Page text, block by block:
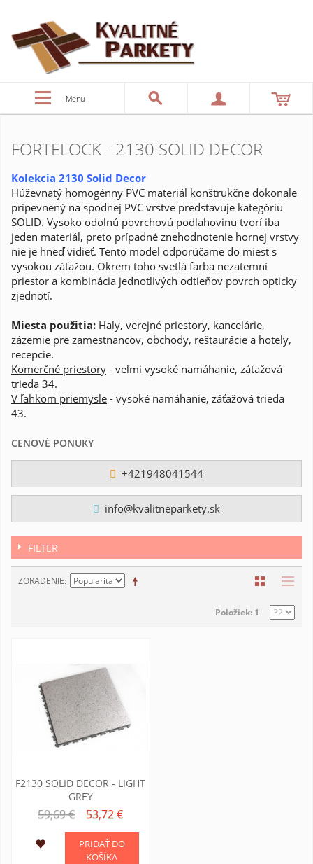
Menu
FORTELOCK - 2130 SOLID DECOR
Kolekcia 2130 Solid Decor
Húževnatý homogénny PVC materiál konštrukčne dokonale
pripevnený na spodnej PVC vrstve predstavuje kategóriu
SOLID. Vysoko odolnú povrchovú podlahovinu tvorí iba
jeden materiál, preto prípadné znehodnotenie hornej vrstvy
nie je hneď vidieť. Tento model odporúčame do miest s
vysokou záťažou. Okrem toho svetlá farba nezatemní
priestor a kombinácia jednotlivých odtieňov povrch opticky
zjednotí.
Miesta použitia: Haly, verejné priestory, kancelárie,
zázemie pre zamestnancov, obchody, reštaurácie a hotely,
recepcie.
Komerčné priestory - veľmi vysoké namáhanie, záťažová
trieda 34.
V ľahkom priemysle - vysoké namáhanie, záťažová trieda
43.
CENOVÉ PONUKY
+421948041544
info@kvalitneparkety.sk
FILTER
ZORADENIE
Položiek: 1
F2130 SOLID DECOR - LIGHT
GREY
59,69 € 53,72 €
PRIDAŤ DO
KOŠÍKA